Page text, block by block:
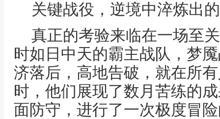
关键战役，逆境中淬炼出
真正的考验来临在一场至
时如日中天的霸主战队，梦
济落后，高地告破，就在所
时，他们展现了数月苦练的
面防守，进行了一次极度冒